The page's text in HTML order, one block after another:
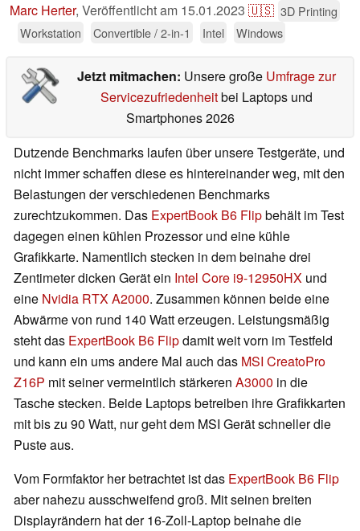
Marc Herter, Veröffentlicht am 15.01.2023 🇺🇸 3D Printing
Workstation
Convertible / 2-in-1 Intel Windows
Jetzt mitmachen: Unsere große Umfrage zur
Servicezufriedenheitbei Laptops und
Smartphones 2026
Dutzende Benchmarks laufen über unsere Testgeräte, und
nicht immer schaffen diese es hintereinander weg, mit den
Belastungen der verschiedenen Benchmarks
zurechtzukommen. Das ExpertBook B6 Flipbehält im Test
dagegen einen kühlen Prozessor und eine kühle
Grafikkarte. Namentlich stecken in dem beinahe drei
Zentimeter dicken Gerät ein Intel Core i9-12950HX und
eine Nvidia RTX A2000. Zusammen können beide eine
Abwärme von rund 140 Watt erzeugen. Leistungsmäßig
steht das ExpertBook B6 Flipdamit weit vorn im Testfeld
und kann ein ums andere Mal auch das MSI CreatoPro
Z16P mit seiner vermeintlich stärkeren A3000 in die
Tasche stecken. Beide Laptops betreiben ihre Grafikkarten
mit bis zu 90 Watt, nur geht dem MSI Gerät schneller die
Puste aus.
Vom Formfaktor her betrachtet ist das ExpertBook B6 Flip
aber nahezu ausschweifend groß. Mit seinen breiten
Displayrändern hat der 16-Zoll-Laptop beinahe die